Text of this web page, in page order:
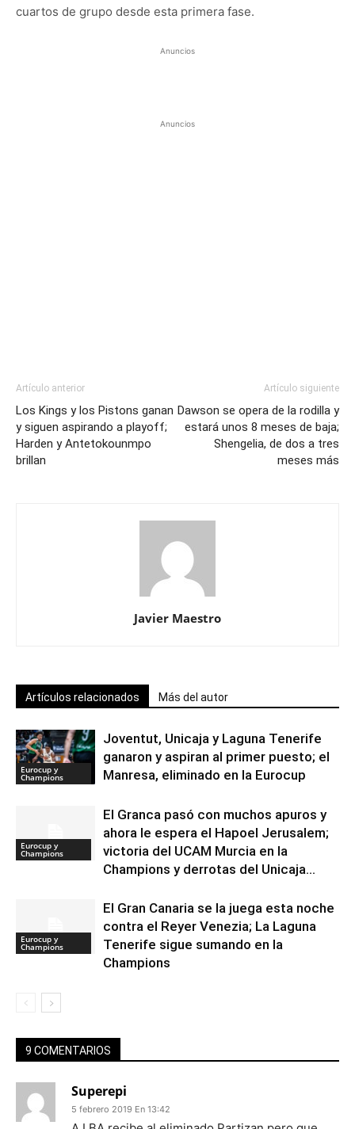
cuartos de grupo desde esta primera fase.
Anuncios
Anuncios
Artículo anterior
Los Kings y los Pistons ganan
y siguen aspirando a playoff;
Harden y Antetokounmpo
brillan
Artículo siguiente
Dawson se opera de la rodilla y
estará unos 8 meses de baja;
Shengelia, de dos a tres
meses más
Javier Maestro
Artículos relacionados Más del autor
Eurocup y
Champions
Joventut, Unicaja y Laguna Tenerife
ganaron y aspiran al primer puesto; el
Manresa, eliminado en la Eurocup
Eurocup y
Champions
El Granca pasó con muchos apuros y
ahora le espera el Hapoel Jerusalem;
victoria del UCAM Murcia en la
Champions y derrotas del Unicaja...
Eurocup y
Champions
El Gran Canaria se la juega esta noche
contra el Reyer Venezia; La Laguna
Tenerife sigue sumando en la
Champions
9 COMENTARIOS
Superepi
5 febrero 2019 En 13:42